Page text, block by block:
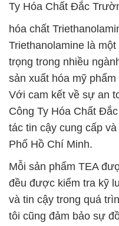
Ty Hóa Chất Đắc
hóa chất
Triethanolamine là
trọng trong nhiều
sản xuất hóa mỹ
Với cam kết về sự an
Công Ty Hóa Chất
tác tin cậy cung cấp
Phố Hồ Chí Minh.
Mỗi sản phẩm TEA
đều được kiểm tra kỹ
và tin cậy trong quá
tôi cũng đảm bảo sự